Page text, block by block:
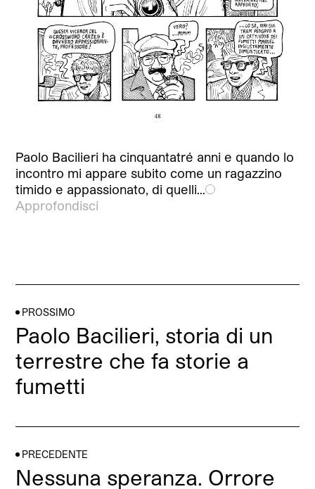
Paolo Bacilieri ha cinquantatré anni e quando lo
incontro mi appare subito come un ragazzino
timido e appassionato, di quelli…
Approfondisci
PROSSIMO
Paolo Bacilieri, storia di un
terrestre che fa storie a
fumetti
PRECEDENTE
Nessuna speranza. Orrore